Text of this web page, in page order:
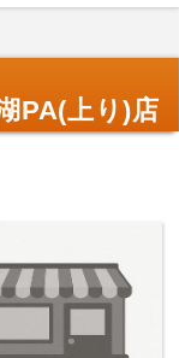
PA(上り)店